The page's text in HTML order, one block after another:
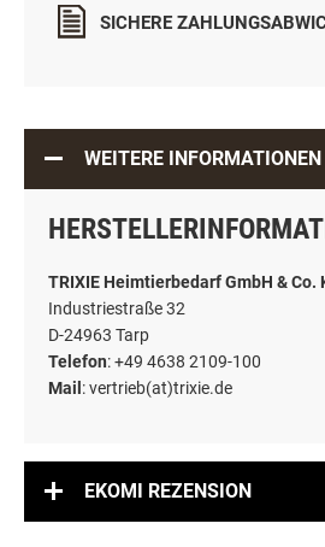
SICHERE
WEITERE INFORMATIONEN
TRIXIE Heimtierbedarf GmbH & Co.
Industriestraße 32
D-24963 Tarp
Telefon: +49 4638 2109-100
Mail : vertrieb(at)trixie.de
EKOMI REZENSION